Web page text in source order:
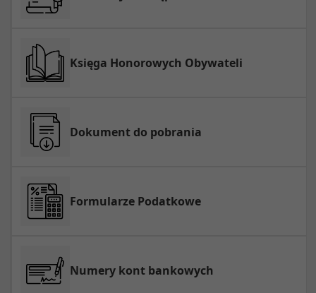
Księga Honorowych Obywateli
Dokument do pobrania
Formularze Podatkowe
Numery kont bankowych